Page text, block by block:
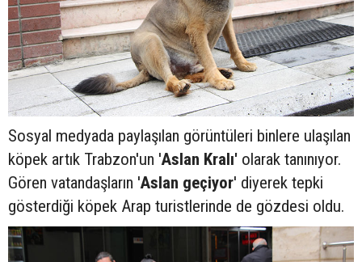
Sosyal medyada paylaşılan görüntüleri binlere ulaşılan
köpek artık Trabzon'un 'Aslan Kralı' olarak tanınıyor.
Gören vatandaşların 'Aslan geçiyor' diyerek tepki
gösterdiği köpek Arap turistlerinde de gözdesi oldu.